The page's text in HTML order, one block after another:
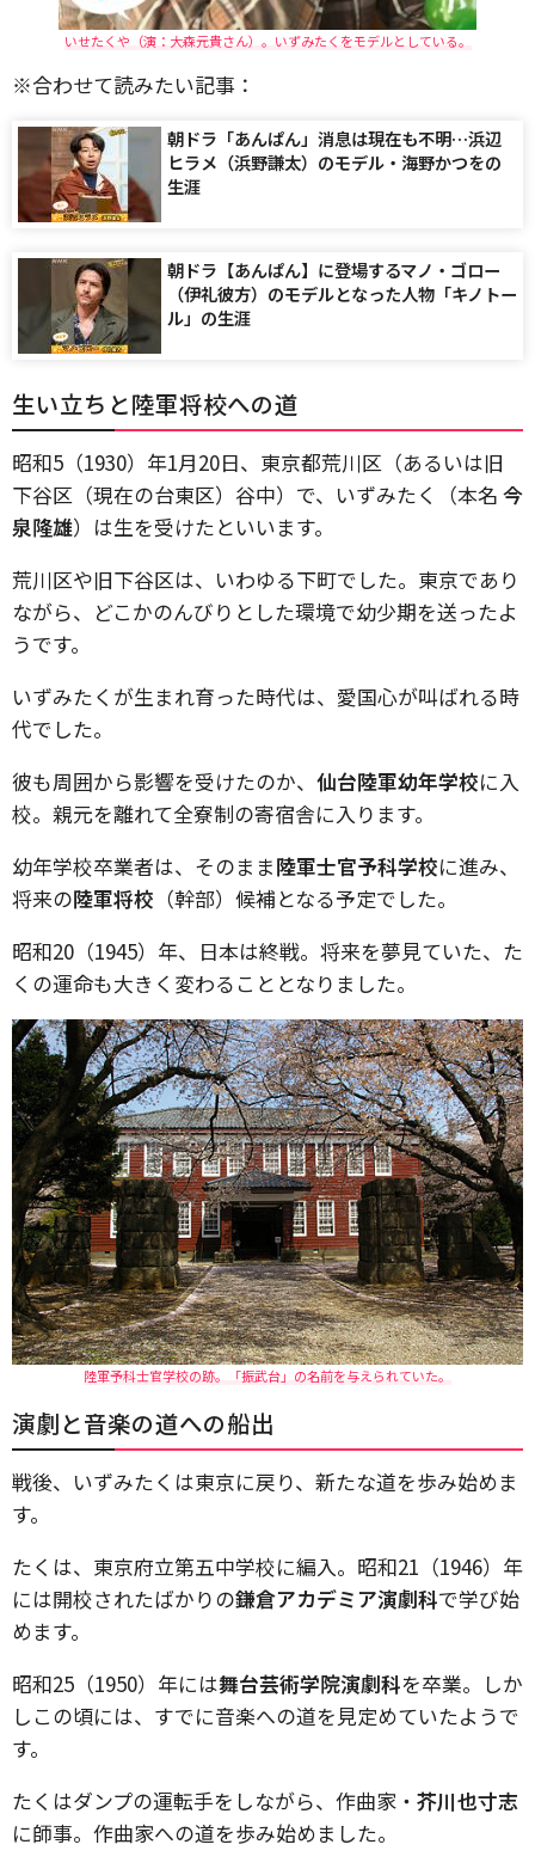
いせたくや（演：大森元貴さん）。いずみたくをモデルとしている。
※合わせて読みたい記事：
朝ドラ「あんぱん」消息は現在も不明…浜辺
ヒラメ（浜野謙太）のモデル・海野かつをの
生涯
朝ドラ【あんぱん】に登場するマノ・ゴロー
（伊礼彼方）のモデルとなった人物「キノトー
ル」の生涯
生い立ちと陸軍将校への道
昭和5（1930）年1月20日、東京都荒川区（あるいは旧
下谷区（現在の台東区）谷中）で、いずみたく（本名 今
泉隆雄）は生を受けたといいます。
荒川区や旧下谷区は、いわゆる下町でした。東京であり
ながら、どこかのんびりとした環境で幼少期を送ったよ
うです。
いずみたくが生まれ育った時代は、愛国心が叫ばれる時
代でした。
彼も周囲から影響を受けたのか、 仙台陸軍幼年学校に入
校。親元を離れて全寮制の寄宿舎に入ります。
幼年学校卒業者は、そのまま陸軍士官予科学校に進み、
将来の陸軍将校 （幹部）候補となる予定でした。
昭和20（1945）年、日本は終戦。将来を夢見ていた、た
くの運命も大きく変わることとなりました。
陸軍予科士官学校の跡。「振武台」の名前を与えられていた。
演劇と音楽の道への船出
戦後、いずみたくは東京に戻り、新たな道を歩み始めま
す。
たくは、東京府立第五中学校に編入。昭和21（1946）年
には開校されたばかりの鎌倉アカデミア演劇科で学び始
めます。
昭和25（1950）年には舞台芸術学院演劇科を卒業。しか
しこの頃には、すでに音楽への道を見定めていたようで
す。
たくはダンプの運転手をしながら、作曲家・ 芥川也寸志
に師事。作曲家への道を歩み始めました。